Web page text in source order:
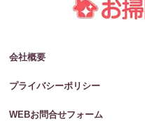
会社概要
プライバシーポリシー
WEBお問合せフォーム